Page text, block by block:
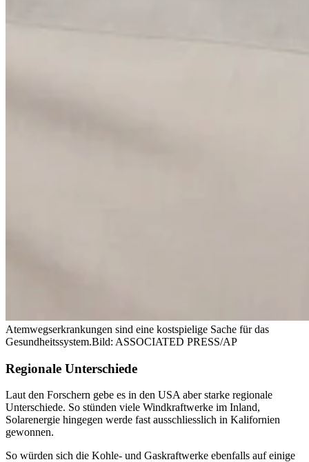
Atemwegserkrankungen sind eine kostspielige Sache für das
Gesundheitssystem.Bild: ASSOCIATED PRESS/AP
Regionale Unterschiede
Laut den Forschern gebe es in den USA aber starke regionale
Unterschiede. So stünden viele Windkraftwerke im Inland,
Solarenergie hingegen werde fast ausschliesslich in Kalifornien
gewonnen.
So würden sich die Kohle- und Gaskraftwerke ebenfalls auf einige